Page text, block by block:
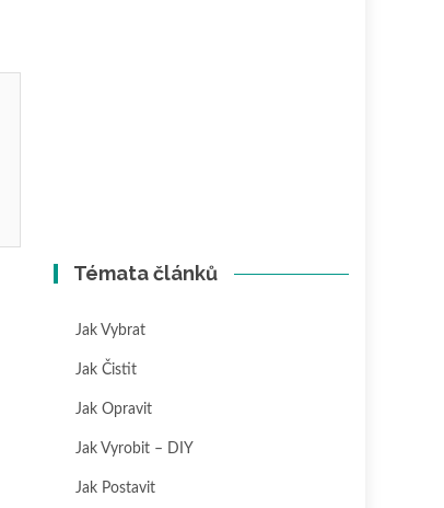
Témata článků
Jak Vybrat
Jak Čistit
Jak Opravit
Jak Vyrobit – DIY
Jak Postavit